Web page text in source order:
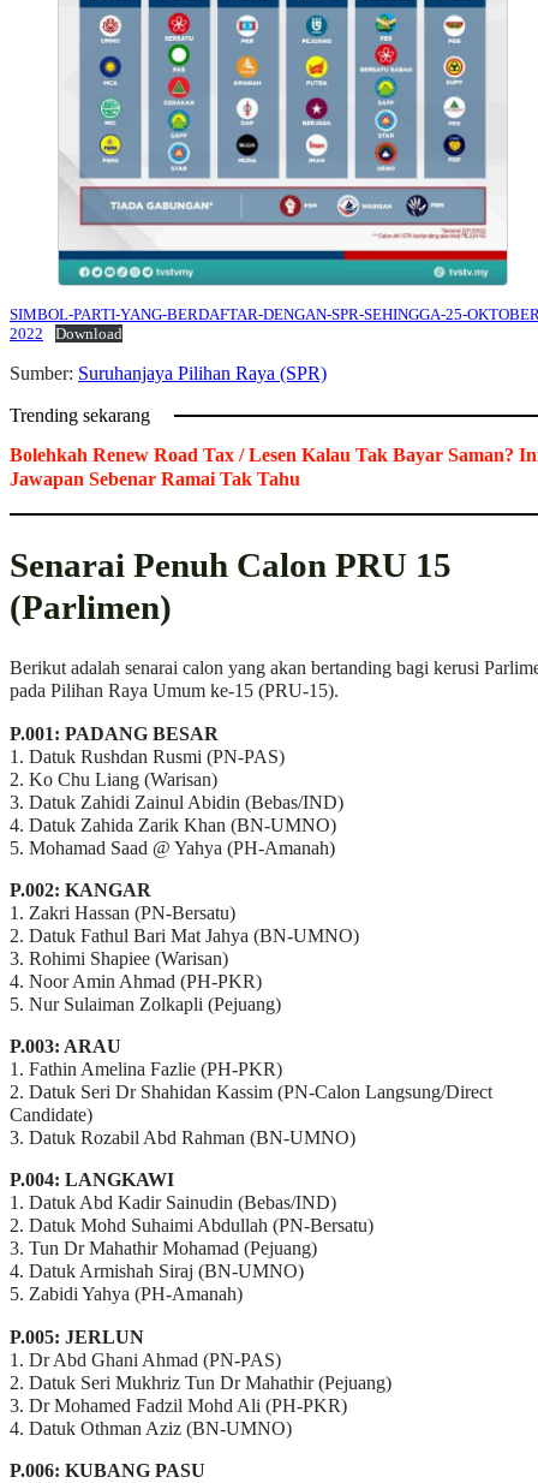
SIMBOL-PARTI-YANG-BERDAFTAR-DENGAN-SPR-SEHINGGA-25-
2022
Download
Sumber: Suruhanjaya Pilihan Raya (SPR)
Trending sekarang
Bolehkah Renew Road Tax / Lesen Kalau Tak Bayar Saman?
Jawapan Sebenar Ramai Tak Tahu
Senarai Penuh Calon PRU 15
(Parlimen)
Berikut adalah senarai calon yang akan bertanding bagi kerusi
pada Pilihan Raya Umum ke-15 (PRU-15).
P.001: PADANG BESAR
1. Datuk Rushdan Rusmi (PN-PAS)
2. Ko Chu Liang (Warisan)
3. Datuk Zahidi Zainul Abidin (Bebas/IND)
4. Datuk Zahida Zarik Khan (BN-UMNO)
5. Mohamad Saad @ Yahya (PH-Amanah)
P.002: KANGAR
1. Zakri Hassan (PN-Bersatu)
2. Datuk Fathul Bari Mat Jahya (BN-UMNO)
3. Rohimi Shapiee (Warisan)
4. Noor Amin Ahmad (PH-PKR)
5. Nur Sulaiman Zolkapli (Pejuang)
P.003: ARAU
1. Fathin Amelina Fazlie (PH-PKR)
2. Datuk Seri Dr Shahidan Kassim (PN-Calon Langsung/Direct
Candidate)
3. Datuk Rozabil Abd Rahman (BN-UMNO)
P.004: LANGKAWI
1. Datuk Abd Kadir Sainudin (Bebas/IND)
2. Datuk Mohd Suhaimi Abdullah (PN-Bersatu)
3. Tun Dr Mahathir Mohamad (Pejuang)
4. Datuk Armishah Siraj (BN-UMNO)
5. Zabidi Yahya (PH-Amanah)
P.005: JERLUN
1. Dr Abd Ghani Ahmad (PN-PAS)
2. Datuk Seri Mukhriz Tun Dr Mahathir (Pejuang)
3. Dr Mohamed Fadzil Mohd Ali (PH-PKR)
4. Datuk Othman Aziz (BN-UMNO)
P.006: KUBANG PASU